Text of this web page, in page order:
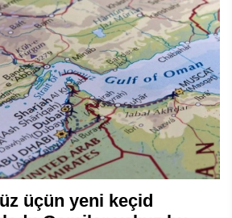
üçün yeni keçid